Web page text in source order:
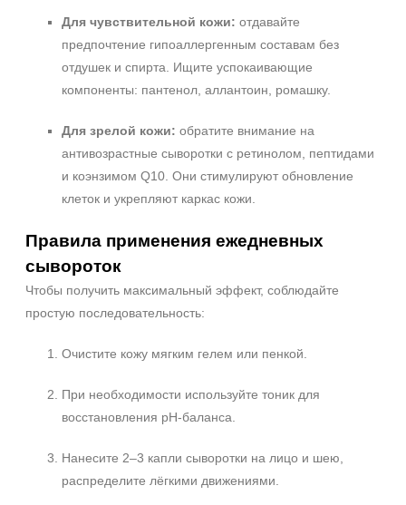
Для чувствительной кожи: отдавайте
предпочтение гипоаллергенным составам без
отдушек и спирта. Ищите успокаивающие
компоненты: пантенол, аллантоин, ромашку.
Для зрелой кожи: обратите внимание на
антивозрастные сыворотки с ретинолом, пептидами
и коэнзимом Q10. Они стимулируют обновление
клеток и укрепляют каркас кожи.
Правила применения ежедневных
сывороток
Чтобы получить максимальный эффект, соблюдайте
простую последовательность:
Очистите кожу мягким гелем или пенкой.
При необходимости используйте тоник для
восстановления pH‑баланса.
Нанесите 2–3 капли сыворотки на лицо и шею,
распределите лёгкими движениями.